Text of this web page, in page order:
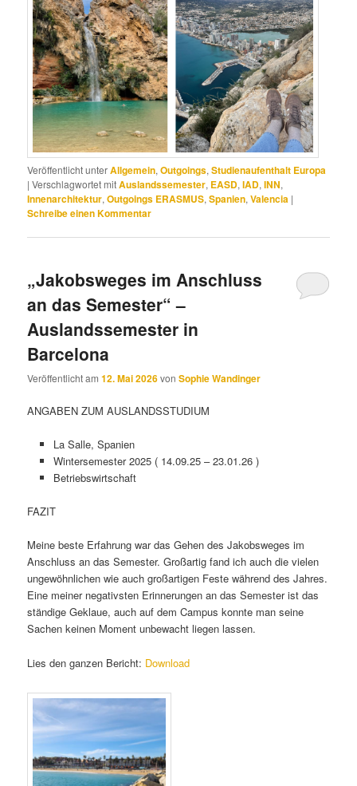
Veröffentlicht unterAllgemein,Outgoings,Studienaufenthalt Europa
|Verschlagwortet mitAuslandssemester, EASD,IAD,INN,
Innenarchitektur,Outgoings ERASMUS,Spanien,Valencia |
Schreibe einen Kommentar
„Jakobsweges im Anschluss
an das Semester“ –
Auslandssemester in
Barcelona
Veröffentlicht am12. Mai 2026vonSophie Wandinger
ANGABEN ZUM AUSLANDSSTUDIUM
La Salle, Spanien
Wintersemester 2025 ( 14.09.25 – 23.01.26 )
Betriebswirtschaft
FAZIT
Meine beste Erfahrung war das Gehen des Jakobsweges im
Anschluss an das Semester. Großartig fand ich auch die vielen
ungewöhnlichen wie auch großartigen Feste während des Jahres.
Eine meiner negativsten Erinnerungen an das Semester ist das
ständige Geklaue, auch auf dem Campus konnte man seine
Sachen keinen Moment unbewacht liegen lassen.
Lies den ganzen Bericht: Download